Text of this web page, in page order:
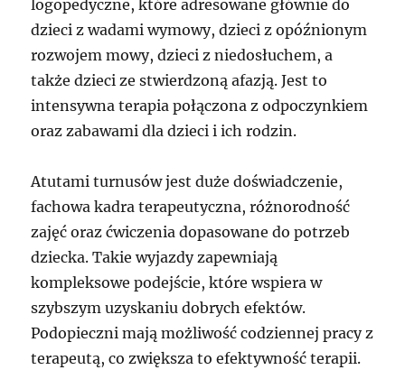
logopedyczne, które adresowane głównie do
dzieci z wadami wymowy, dzieci z opóźnionym
rozwojem mowy, dzieci z niedosłuchem, a
także dzieci ze stwierdzoną afazją. Jest to
intensywna terapia połączona z odpoczynkiem
oraz zabawami dla dzieci i ich rodzin.
Atutami turnusów jest duże doświadczenie,
fachowa kadra terapeutyczna, różnorodność
zajęć oraz ćwiczenia dopasowane do potrzeb
dziecka. Takie wyjazdy zapewniają
kompleksowe podejście, które wspiera w
szybszym uzyskaniu dobrych efektów.
Podopieczni mają możliwość codziennej pracy z
terapeutą, co zwiększa to efektywność terapii.